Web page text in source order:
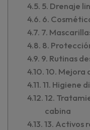
5. Drenaje
6.
7.
8.
9. Rutinas
10. Mejora
11. Higiene
12.
cabina
13. Activos